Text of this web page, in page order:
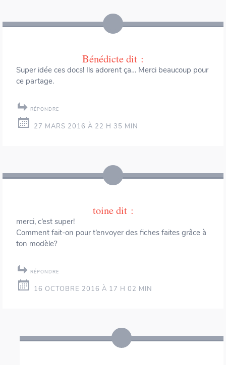
Bénédictedit :
Super idée ces docs! Ils adorent ça… Merci beaucoup pour
ce partage.
RÉPONDRE
27 MARS 2016 À 22 H 35 MIN
toinedit :
merci, c’est super!
Comment fait-on pour t’envoyer des fiches faites grâce à
ton modèle?
RÉPONDRE
16 OCTOBRE 2016 À 17 H 02 MIN